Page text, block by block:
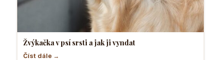
Žvýkačka v psí srsti a jak ji vyndat
Číst dále →